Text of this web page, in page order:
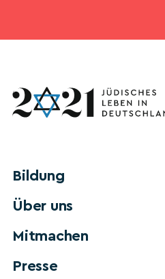
Bildung
Über uns
Mitmachen
Presse